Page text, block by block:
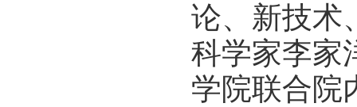
论、新技术
科学家李家
学院联合院